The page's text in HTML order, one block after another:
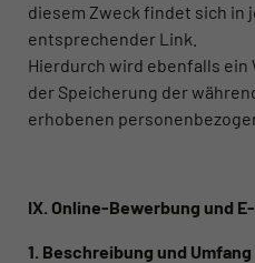
diesem Zweck findet sich in
entsprechender Link.
Hierdurch wird ebenfalls
der Speicherung der
erhobenen
IX. Online-Bewerbung und
1. Beschreibung und